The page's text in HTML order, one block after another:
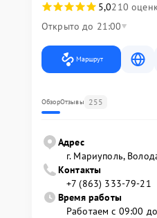
5,0210
Открыто до 21:00
Маршрут
ОбзорОтзывы 255
Адрес
г. Мариуполь,
Контакты
+7 (863) 333-79-21
Время работы
Работаем с 09:00